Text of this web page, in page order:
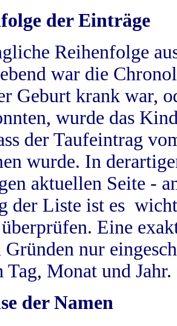
der Einträge
Reihenfolge
war die
Geburt krank war,
wurde das
der Taufeintrag
wurde. In
aktuellen Seite -
der Liste ist es
Eine
Gründen nur
Tag, Monat und Jahr.
der Namen